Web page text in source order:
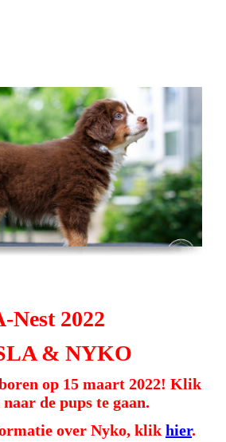
Nest 2022
& NYKO
op 15 maart 2022! Klik
de pups te gaan.
over Nyko, klik hier.